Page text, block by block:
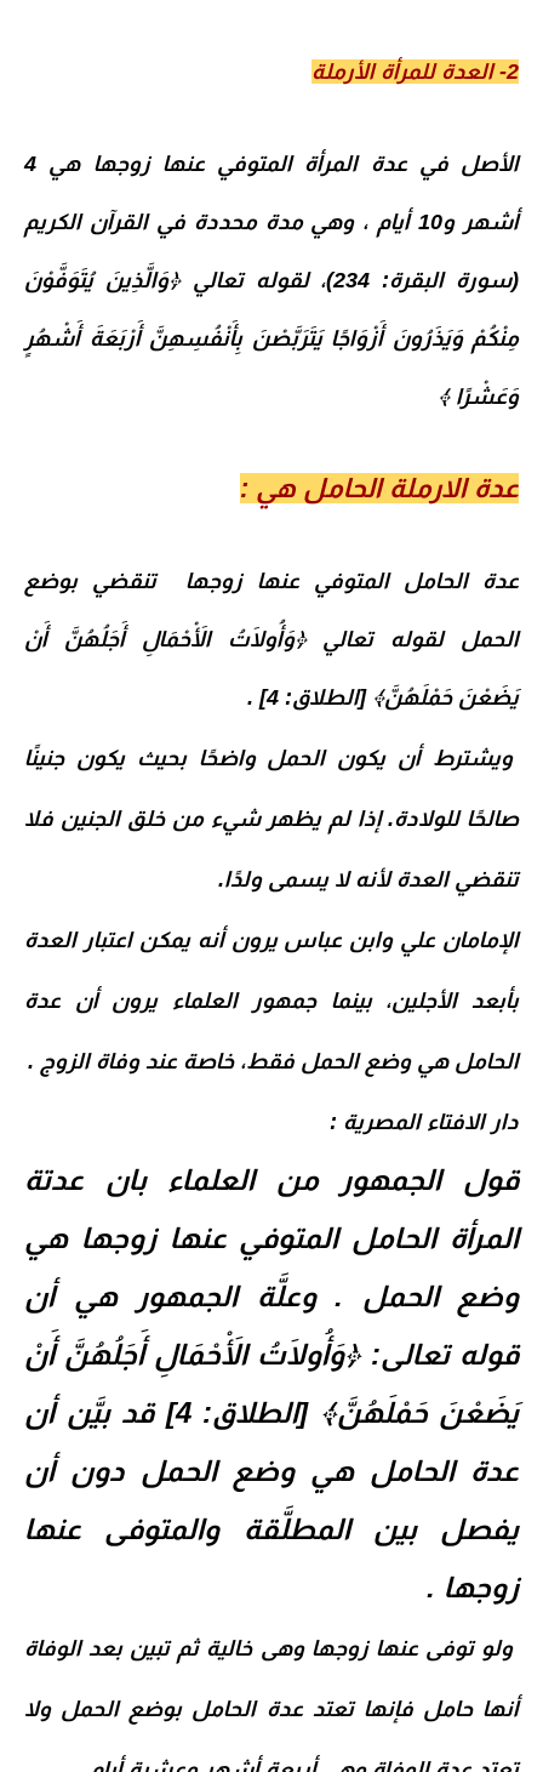
2- العدة للمرأة الأرملة
الأصل في عدة المرأة المتوفي عنها زوجها هي 4
أشهر و10 أيام ، وهي مدة محددة في القرآن الكريم
(سورة البقرة: 234)، لقوله تعالي ﴿وَالَّذِينَ يُتَوَفَّوْنَ
مِنْكُمْ وَيَذَرُونَ أَزْوَاجًا يَتَرَبَّصْنَ بِأَنْفُسِهِنَّ أَرْبَعَةَ أَشْهُرٍ
وَعَشْرًا ﴾
عدة الارملة الحامل هي :
عدة الحامل المتوفي عنها زوجها تنقضي بوضع
الحمل لقوله تعالي﴿وَأُولَاتُ الْأَحْمَالِ أَجَلُهُنَّ أَنْ
يَضَعْنَ حَمْلَهُنَّ﴾ [الطلاق: 4] .
ويشترط أن يكون الحمل واضحًا بحيث يكون جنينًا
صالحًا للولادة. إذا لم يظهر شيء من خلق الجنين فلا
تنقضي العدة لأنه لا يسمى ولدًا.
الإمامان علي وابن عباس يرون أنه يمكن اعتبار العدة
بأبعد الأجلين، بينما جمهور العلماء يرون أن عدة
الحامل هي وضع الحمل فقط، خاصة عند وفاة الزوج .
دار الافتاء المصرية :
قول الجمهور من العلماء بان عدتة
المرأة الحامل المتوفي عنها زوجها هي
وضع الحمل . وعلَّة الجمهور هي أن
قوله تعالى: ﴿وَأُولَاتُ الْأَحْمَالِ أَجَلُهُنَّ أَنْ
يَضَعْنَ حَمْلَهُنَّ﴾ [الطلاق: 4] قد بيَّن أن
عدة الحامل هي وضع الحمل دون أن
يفصل بين المطلَّقة والمتوفى عنها
زوجها .
ولو توفى عنها زوجها وهى خالية ثم تبين بعد الوفاة
أنها حامل فإنها تعتد عدة الحامل بوضع الحمل ولا